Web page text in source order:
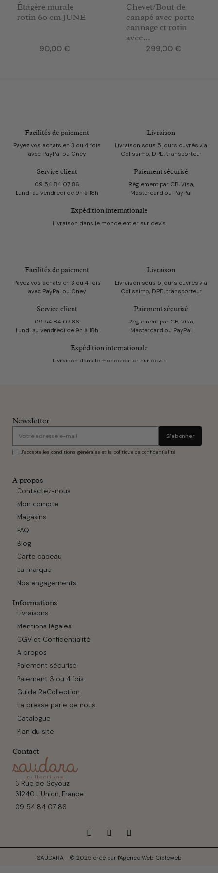
Étagère murale
rotin 60 cm JUNE
Prix
90,00 €
Chevet/Bout de
canapé avec porte
cannage et rotin
avec...
Prix
299,00 €
Facilités de paiement
Payez vos achats en 3 ou 4 fois
avec PayPal ou Oney
Livraison
Livraison sous 5 jours ouvrés via
Colissimo, DPD, transporteur
Service client
09 54 84 07 86
Lundi au vendredi de 9h à 18h
Paiement sécurisé
Règlement par CB, Visa,
Mastercard ou PayPal
Expédition internationale
Livraison dans le monde entier sur devis
Facilités de paiement
Payez vos achats en 3 ou 4 fois
avec PayPal ou Oney
Livraison
Livraison sous 5 jours ouvrés via
Colissimo, DPD, transporteur
Service client
09 54 84 07 86
Lundi au vendredi de 9h à 18h
Paiement sécurisé
Règlement par CB, Visa,
Mastercard ou PayPal
Expédition internationale
Livraison dans le monde entier sur devis
Newsletter
S’abonner
J'accepte les conditions générales et la politique de confidentialité
A propos
Contactez-nous
Mon compte
Magasins
FAQ
Blog
Carte cadeau
La marque
Nos engagements
Informations
Livraisons
Mentions légales
CGV et Confidentialité
A propos
Paiement sécurisé
Paiement 3 ou 4 fois
Guide ReCollection
La presse parle de nous
Catalogue
Plan du site
Contact
3 Rue de Soyouz
31240 L'Union, France
09 54 84 07 86
SAUDARA - © 2025 créé par l'Agence Web Cibleweb